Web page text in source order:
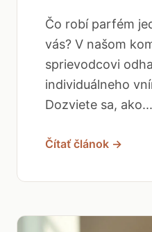
Čo robí parfém
vás? V našom
sprievodcovi
individuálneho
Dozviete sa, ako...
Čítať článok →